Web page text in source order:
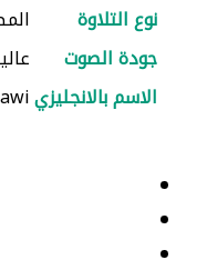
نوع التلاوة
جودة الصوت
الاسم بالانجليزي